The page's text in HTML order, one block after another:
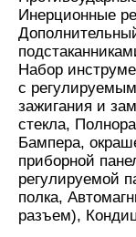
Инерционные
Набор
с
зажигания и
стекла,
Бампера,
приборной
регулируемой
полка,
разъем),